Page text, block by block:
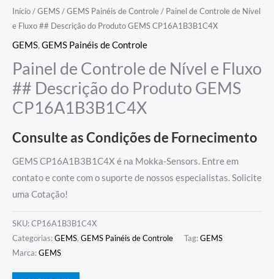
Início/GEMS/GEMS Painéis de Controle/ Painel de Controle de Nível
e Fluxo ## Descrição do Produto GEMS CP16A1B3B1C4X
GEMS,GEMS Painéis de Controle
Painel de Controle de Nível e Fluxo
## Descrição do Produto GEMS
CP16A1B3B1C4X
Consulte as Condições de Fornecimento
GEMS CP16A1B3B1C4X é na Mokka-Sensors. Entre em
contato e conte com o suporte de nossos especialistas. Solicite
uma Cotação!
SKU:CP16A1B3B1C4X
Categorias:GEMS, GEMS Painéis de Controle Tag:GEMS
Marca:GEMS